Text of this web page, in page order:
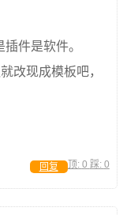
件是软件。
改现成模板吧，
顶: 0 踩: 0
回复